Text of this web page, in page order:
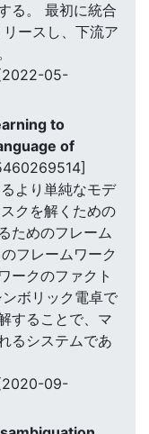
る。 最初に統合
ースし、下流ア
05-
to
of
より単純なモデ
クを解くための
ためのフレーム
フレームワーク
ークのファクト
ボリック電卓で
することで、マ
るシステムであ
09-